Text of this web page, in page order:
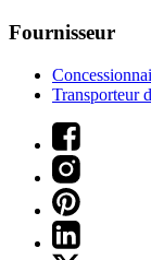
Fournisseur
Transporteur